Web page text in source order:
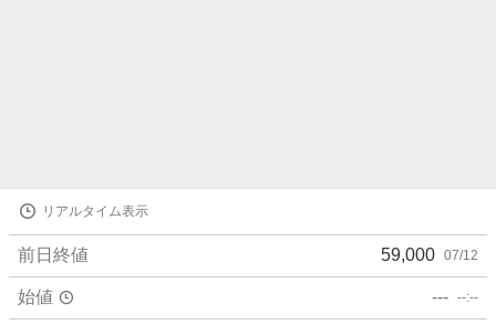
リアルタイム表示
前日終値 59,000 07/12
始値 --- --:--